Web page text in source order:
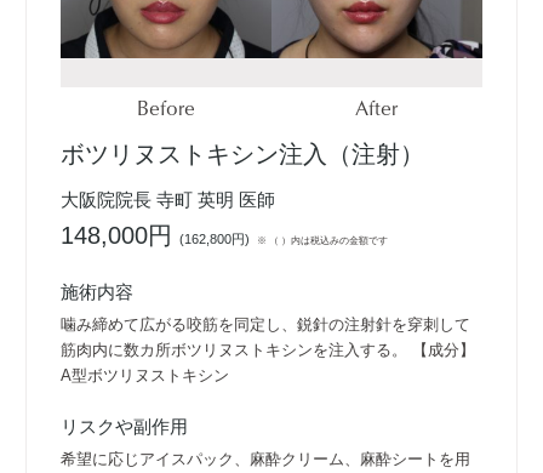
Before After
ボツリヌストキシン注入（注射）
大阪院院長 寺町 英明 医師
148,000円(162,800円) ※ （ ）内は税込みの金額です
施術内容
噛み締めて広がる咬筋を同定し、鋭針の注射針を穿刺して
筋肉内に数カ所ボツリヌストキシンを注入する。 【成分】
A型ボツリヌストキシン
リスクや副作用
希望に応じアイスパック、麻酔クリーム、麻酔シートを用